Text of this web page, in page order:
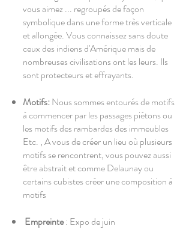
vous aimez ... regroupés de façon
symbolique dans une forme très verticale
et allongée. Vous connaissez sans doute
ceux des indiens d'Amérique mais de
nombreuses civilisations ont les leurs. Ils
sont protecteurs et effrayants.
Motifs:Nous sommes entourés de motifs
à commencer par les passages piétons ou
les motifs des rambardes des immeubles
Etc. , A vous de créer un lieu où plusieurs
motifs se rencontrent, vous pouvez aussi
être abstrait et comme Delaunay ou
certains cubistes créer une composition à
motifs
Empreinte: Expo de juin